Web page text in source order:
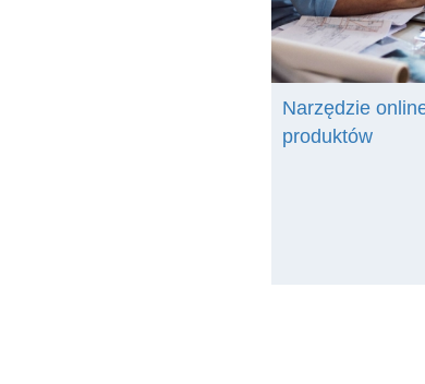
Narzędzie
produktów